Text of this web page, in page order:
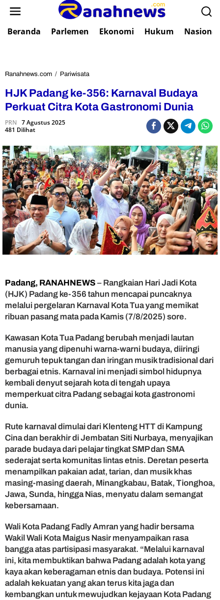
Beranda Parlemen Ekonomi Hukum Nasional
Ranahnews.com / Pariwisata
K
P
g
k
e
-
3
5
6
:
K
a
r
v
a
B
u
a
y
a
P
k
t
C
i
t
a
K
o
G
a
s
r
o
n
o
HJK Padang ke-356: Karnaval Budaya
Perkuat Citra Kota Gastronomi Dunia
PRN 7 Agustus 2025
481 Dilihat
Padang, RANAHNEWS – Rangkaian Hari Jadi Kota
(HJK) Padang ke-356 tahun mencapai puncaknya
melalui pergelaran Karnaval Kota Tua yang memikat
ribuan pasang mata pada Kamis (7/8/2025) sore.
Kawasan Kota Tua Padang berubah menjadi lautan
manusia yang dipenuhi warna-warni budaya, diiringi
gemuruh tepuk tangan dan iringan musik tradisional dari
berbagai etnis. Karnaval ini menjadi simbol hidupnya
kembali denyut sejarah kota di tengah upaya
memperkuat citra Padang sebagai kota gastronomi
dunia.
Rute karnaval dimulai dari Klenteng HTT di Kampung
Cina dan berakhir di Jembatan Siti Nurbaya, menyajikan
parade budaya dari pelajar tingkat SMP dan SMA
sederajat serta komunitas lintas etnis. Deretan peserta
menampilkan pakaian adat, tarian, dan musik khas
masing-masing daerah, Minangkabau, Batak, Tionghoa,
Jawa, Sunda, hingga Nias, menyatu dalam semangat
kebersamaan.
Wali Kota Padang Fadly Amran yang hadir bersama
Wakil Wali Kota Maigus Nasir menyampaikan rasa
bangga atas partisipasi masyarakat. “Melalui karnaval
ini, kita membuktikan bahwa Padang adalah kota yang
kaya akan keberagaman etnis dan budaya. Potensi ini
adalah kekuatan yang akan terus kita jaga dan
kembangkan untuk mewujudkan kejayaan Kota Padang